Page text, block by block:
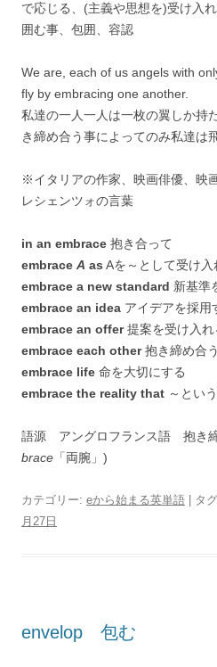
で応じる、(主義や思想を)受け入
囲む事、包囲、容認
We are, each of us angels with
fly by embracing one another.
私達の一人一人は一枚の翼しか持
き締め合う事によってのみ私達は
※イタリアの作家、映画俳優、映
レシェンツォの言葉
in an embrace 抱き合って
embrace A as Aを～として受け入
embrace a new standard 新基準
embrace an idea アイデアを採用
embrace an offer提案を受け入れ
embrace each other抱き締め合う
embrace life 命を大切にする
embrace the reality that ～とい
語源 アングロフランス語 抱き
brace 「両腕」)
カテゴリー: eから始まる英単語 | タ
月27日
envelop 包む